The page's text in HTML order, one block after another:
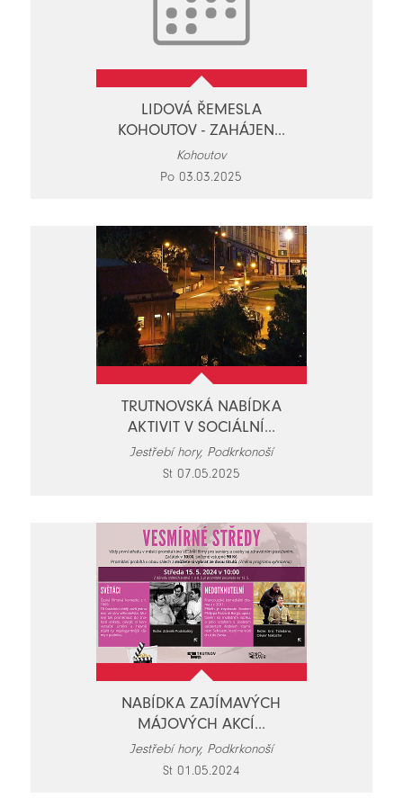
LIDOVÁ ŘEMESLA
KOHOUTOV - ZAHÁJEN...
Kohoutov
Po 03.03.2025
TRUTNOVSKÁ NABÍDKA
AKTIVIT V SOCIÁLNÍ...
Jestřebí hory, Podkrkonoší
St 07.05.2025
NABÍDKA ZAJÍMAVÝCH
MÁJOVÝCH AKCÍ...
Jestřebí hory, Podkrkonoší
St 01.05.2024